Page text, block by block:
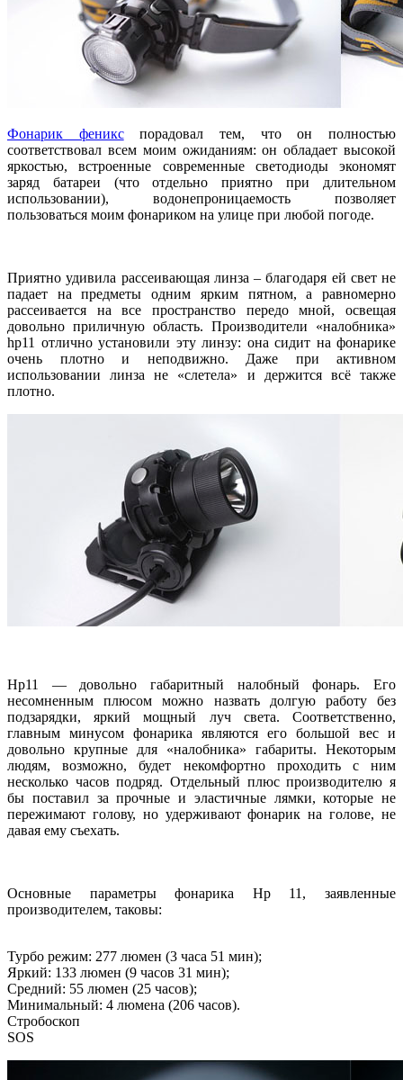
Фонарик феникспорадовал тем, что он полностью
соответствовал всем моим ожиданиям: он обладает высокой
яркостью, встроенные современные светодиоды экономят
заряд батареи (что отдельно приятно при длительном
использовании), водонепроницаемость позволяет
пользоваться моим фонариком на улице при любой погоде.
Приятно удивила рассеивающая линза – благодаря ей свет не
падает на предметы одним ярким пятном, а равномерно
рассеивается на все пространство передо мной, освещая
довольно приличную область. Производители «налобника»
hp11 отлично установили эту линзу: она сидит на фонарике
очень плотно и неподвижно. Даже при активном
использовании линза не «слетела» и держится всё также
плотно.
Hp11 — довольно габаритный налобный фонарь. Его
несомненным плюсом можно назвать долгую работу без
подзарядки, яркий мощный луч света. Соответственно,
главным минусом фонарика являются его большой вес и
довольно крупные для «налобника» габариты. Некоторым
людям, возможно, будет некомфортно проходить с ним
несколько часов подряд. Отдельный плюс производителю я
бы поставил за прочные и эластичные лямки, которые не
пережимают голову, но удерживают фонарик на голове, не
давая ему съехать.
Основные параметры фонарика Hp 11, заявленные
производителем, таковы:
Турбо режим: 277 люмен (3 часа 51 мин);
Яркий: 133 люмен (9 часов 31 мин);
Средний: 55 люмен (25 часов);
Минимальный: 4 люмена (206 часов).
Стробоскоп
SOS